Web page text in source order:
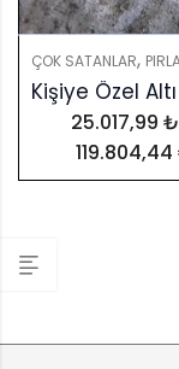
ÇOK SATANLAR,
25.017,99 ₺
119.804,44